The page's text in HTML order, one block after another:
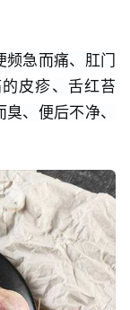
频急而痛、肛门
皮疹、舌红苔
、便后不净、